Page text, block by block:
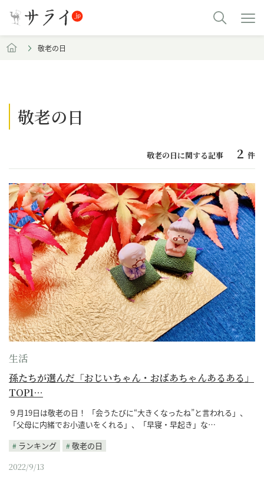
敬老の日
敬老の日
敬老の日に関する記事 2 件
生活
孫たちが選んだ「おじいちゃん・おばあちゃんあるある」
TOP1…
９月19日は敬老の日！ 「会うたびに“大きくなったね”と言われる」、
「父母に内緒でお小遣いをくれる」、「早寝・早起き」な…
ランキング
敬老の日
2022/9/13